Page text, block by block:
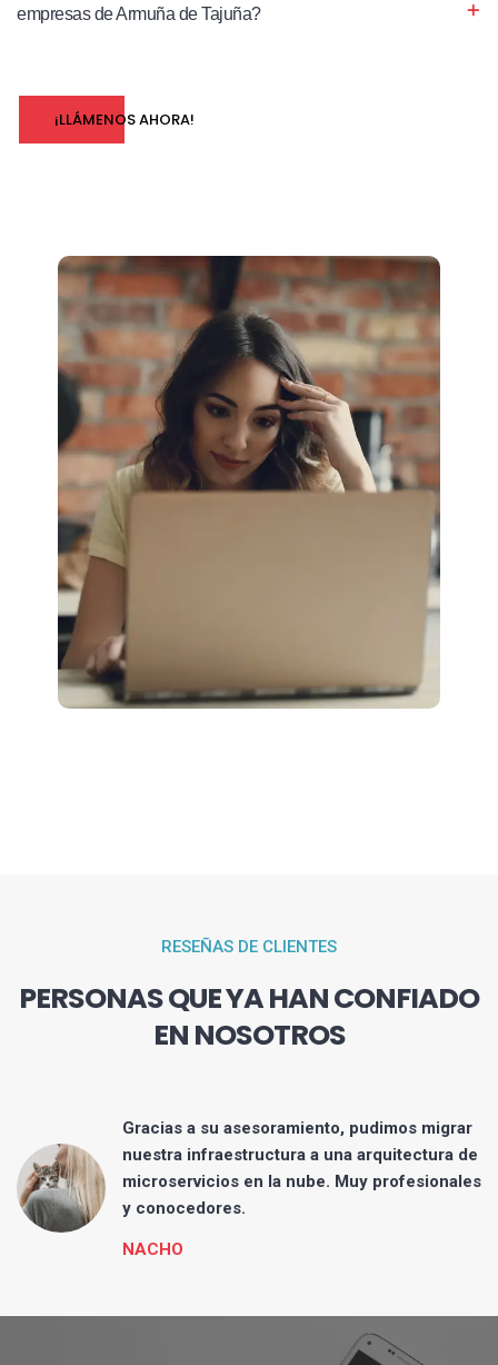
empresas de Armuña de Tajuña?
¡LLÁMENOS AHORA!
RESEÑAS DE CLIENTES
PERSONAS QUE YA HAN CONFIADO
EN NOSOTROS
Gracias a su asesoramiento, pudimos migrar
nuestra infraestructura a una arquitectura de
microservicios en la nube. Muy profesionales
y conocedores.
NACHO